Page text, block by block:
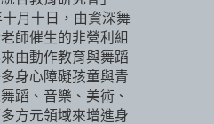
月十日，由資深舞
師催生的非營利組
由動作教育與舞蹈
身心障礙孩童與青
蹈、音樂、美術、
方元領域來增進身